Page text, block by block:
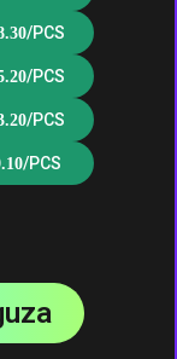
/PCS
/PCS
/PCS
/PCS